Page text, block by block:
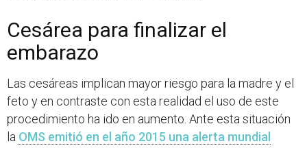
Cesárea para finalizar el
embarazo
Las cesáreas implican mayor riesgo para la madre y el
feto y en contraste con esta realidad el uso de este
procedimiento ha ido en aumento. Ante esta situación
la OMS emitió en el año 2015 una alerta mundial